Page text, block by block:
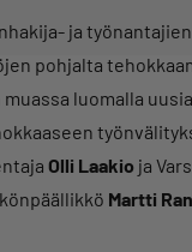
ja
pohjalta
luomalla uusia
Olli Laakio ja
Martti